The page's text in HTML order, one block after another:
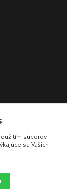
súborov
sa Vašich